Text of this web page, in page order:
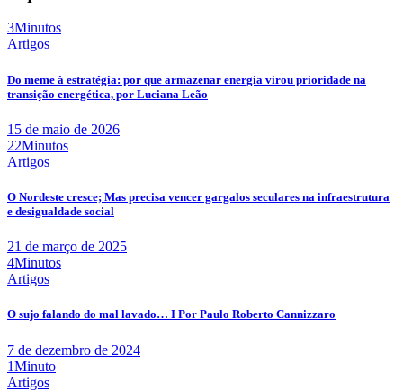
3Minutos
Artigos
Do meme à estratégia: por que armazenar energia virou prioridade na
transição energética, por Luciana Leão
15 de maio de 2026
22Minutos
Artigos
O Nordeste cresce; Mas precisa vencer gargalos seculares na infraestrutura
e desigualdade social
21 de março de 2025
4Minutos
Artigos
O sujo falando do mal lavado… I Por Paulo Roberto Cannizzaro
7 de dezembro de 2024
1Minuto
Artigos